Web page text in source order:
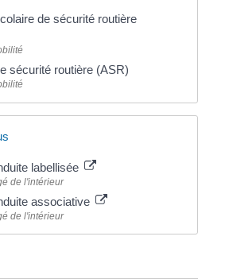
de sécurité routière
sécurité routière (ASR)
labellisée
de l'intérieur
associative
de l'intérieur